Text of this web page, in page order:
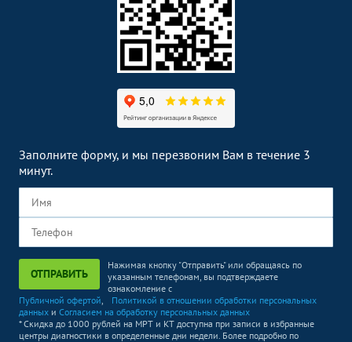
Заполните форму, и мы перезвоним Вам в течение 3
минут.
ОТПРАВИТЬ
Нажимая кнопку "Отправить" или обращаясь по
указанным телефонам, вы подтверждаете
ознакомление с
Публичной офертой,
Политикой в отношении обработки персональных
данных и Согласием на обработку персональных данных
* Скидка до 1000 рублей на МРТ и КТ доступна при записи в избранные
центры диагностики в определенные дни недели. Более подробно по